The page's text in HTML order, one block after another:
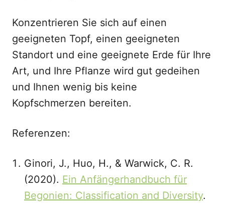
Konzentrieren Sie sich auf einen
geeigneten Topf, einen geeigneten
Standort und eine geeignete Erde für Ihre
Art, und Ihre Pflanze wird gut gedeihen
und Ihnen wenig bis keine
Kopfschmerzen bereiten.
Referenzen:
Ginori, J., Huo, H., & Warwick, C. R.
(2020). Ein Anfängerhandbuch für
Begonien: Classification and Diversity.